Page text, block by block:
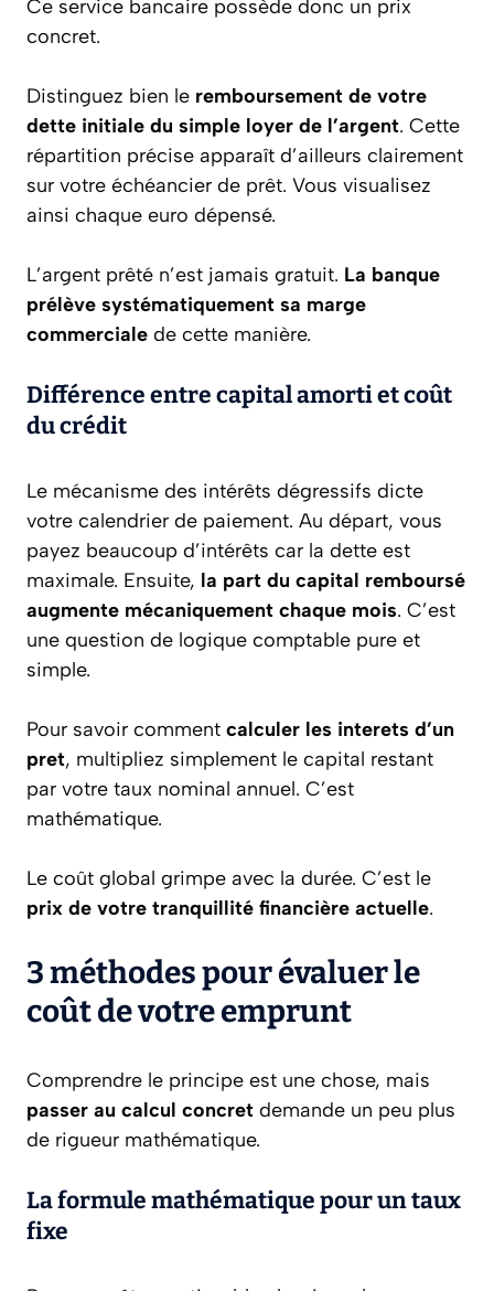
Ce service bancaire possède donc un prix
concret.
Distinguez bien le remboursement de votre
dette initiale du simple loyer de l’argent. Cette
répartition précise apparaît d’ailleurs clairement
sur votre échéancier de prêt. Vous visualisez
ainsi chaque euro dépensé.
L’argent prêté n’est jamais gratuit. La banque
prélève systématiquement sa marge
commerciale de cette manière.
Différence entre capital amorti et coût
du crédit
Le mécanisme des intérêts dégressifs dicte
votre calendrier de paiement. Au départ, vous
payez beaucoup d’intérêts car la dette est
maximale. Ensuite, la part du capital remboursé
augmente mécaniquement chaque mois. C’est
une question de logique comptable pure et
simple.
Pour savoir comment calculer les interets d’un
pret, multipliez simplement le capital restant
par votre taux nominal annuel. C’est
mathématique.
Le coût global grimpe avec la durée. C’est le
prix de votre tranquillité financière actuelle.
3 méthodes pour évaluer le
coût de votre emprunt
Comprendre le principe est une chose, mais
passer au calcul concret demande un peu plus
de rigueur mathématique.
La formule mathématique pour un taux
fixe